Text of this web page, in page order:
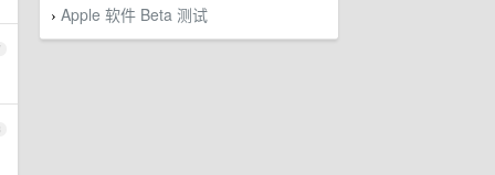
› Apple 软件 Beta 测试